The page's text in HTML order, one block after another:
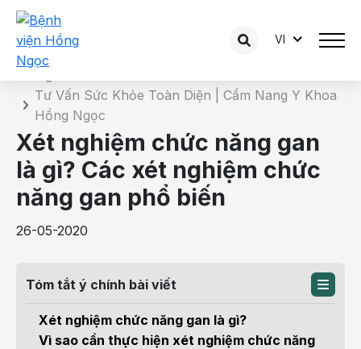
VI
Chi tiết bài tư vấn
Tư Vấn Sức Khỏe Toàn Diện | Cẩm Nang Y Khoa
Hồng Ngọc
Xét nghiệm chức năng gan
là gì? Các xét nghiệm chức
năng gan phổ biến
26-05-2020
Tóm tắt ý chính bài viết
Xét nghiệm chức năng gan là gì?
Vì sao cần thực hiện xét nghiệm chức năng